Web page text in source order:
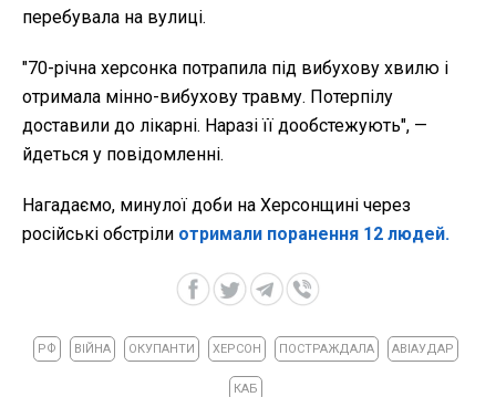
перебувала на вулиці.
"70-річна херсонка потрапила під вибухову хвилю і
отримала мінно-вибухову травму. Потерпілу
доставили до лікарні. Наразі її дообстежують", —
йдеться у повідомленні.
Нагадаємо, минулої доби на Херсонщині через
російські обстріли отримали поранення 12 людей.
РФ ВІЙНА ОКУПАНТИ ХЕРСОН ПОСТРАЖДАЛА АВІАУДАР
КАБ